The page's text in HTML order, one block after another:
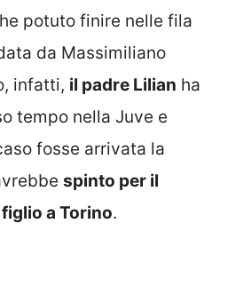
potuto finire nelle fila
da Massimiliano
infatti, il padre Lilian ha
tempo nella Juve e
fosse arrivata la
spinto per il
a Torino.